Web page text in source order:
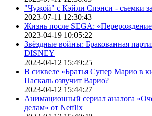
"Чужой" с Кэйли Спэнси - съемки
2023-07-11 12:30:43
Жизнь после SEGA:
2023-04-19 10:05:22
Звёздные войны: Бракованная
DISNEY
2023-04-12 15:49:25
В сиквеле «Братья Супер Марио в
Паскаль озвучит Варио?
2023-04-12 15:44:27
Анимационный сериал аналога
делам» от Netflix